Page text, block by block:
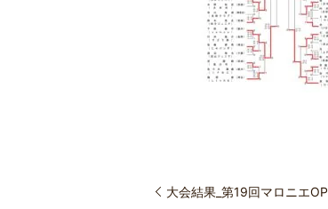
大会結果_第19回マロニエOP